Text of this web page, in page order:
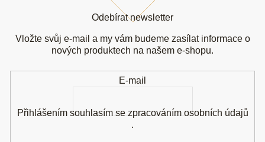
Odebírat newsletter
Vložte svůj e-mail a my vám budeme zasílat informace o
nových produktech na našem e-shopu.
E-mail
Přihlášením souhlasím se zpracováním osobních údajů
.